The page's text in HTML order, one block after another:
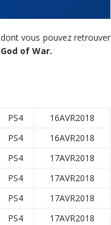
dont vous pouvez retrouver
God of War.
PS4
16AVR2018
PS4
16AVR2018
PS4
17AVR2018
PS4
17AVR2018
PS4
17AVR2018
PS4
17AVR2018